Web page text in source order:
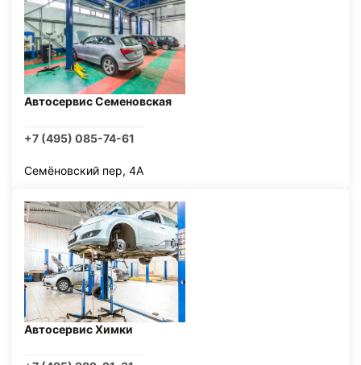
Автосервис Семеновская
+7 (495) 085-74-61
Семёновский пер, 4А
Автосервис Химки